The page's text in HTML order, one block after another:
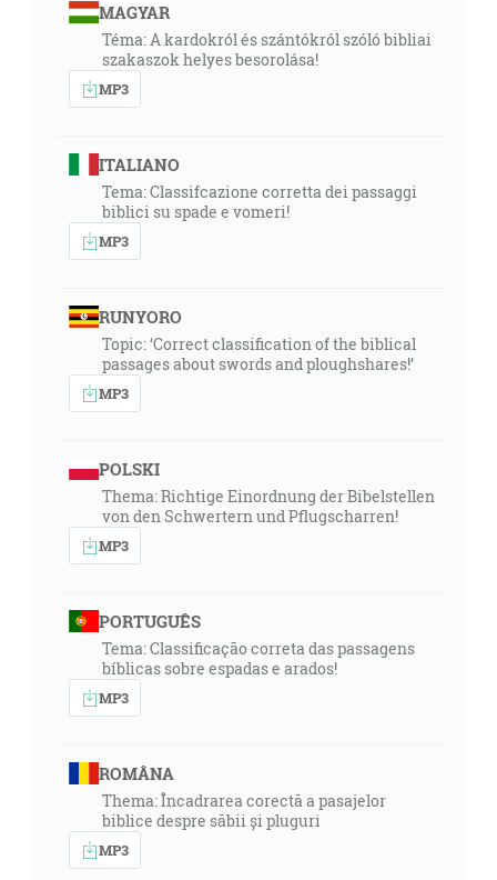
MAGYAR
Téma: A kardokról és szántókról szóló bibliai
szakaszok helyes besorolása!
MP3
ITALIANO
Tema: Classifcazione corretta dei passaggi
biblici su spade e vomeri!
MP3
RUNYORO
Topic: ‘Correct classification of the biblical
passages about swords and ploughshares!’
MP3
POLSKI
Thema: Richtige Einordnung der Bibelstellen
von den Schwertern und Pflugscharren!
MP3
PORTUGUÊS
Tema: Classificação correta das passagens
bíblicas sobre espadas e arados!
MP3
ROMÂNA
Thema: Încadrarea corectă a pasajelor
biblice despre săbii și pluguri
MP3